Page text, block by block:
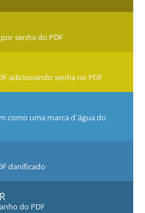
senha do PDF
adicionando senha no PDF
como uma marca d`água do
danificado
do PDF